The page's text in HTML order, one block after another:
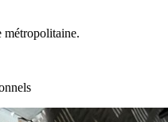
métropolitaine.